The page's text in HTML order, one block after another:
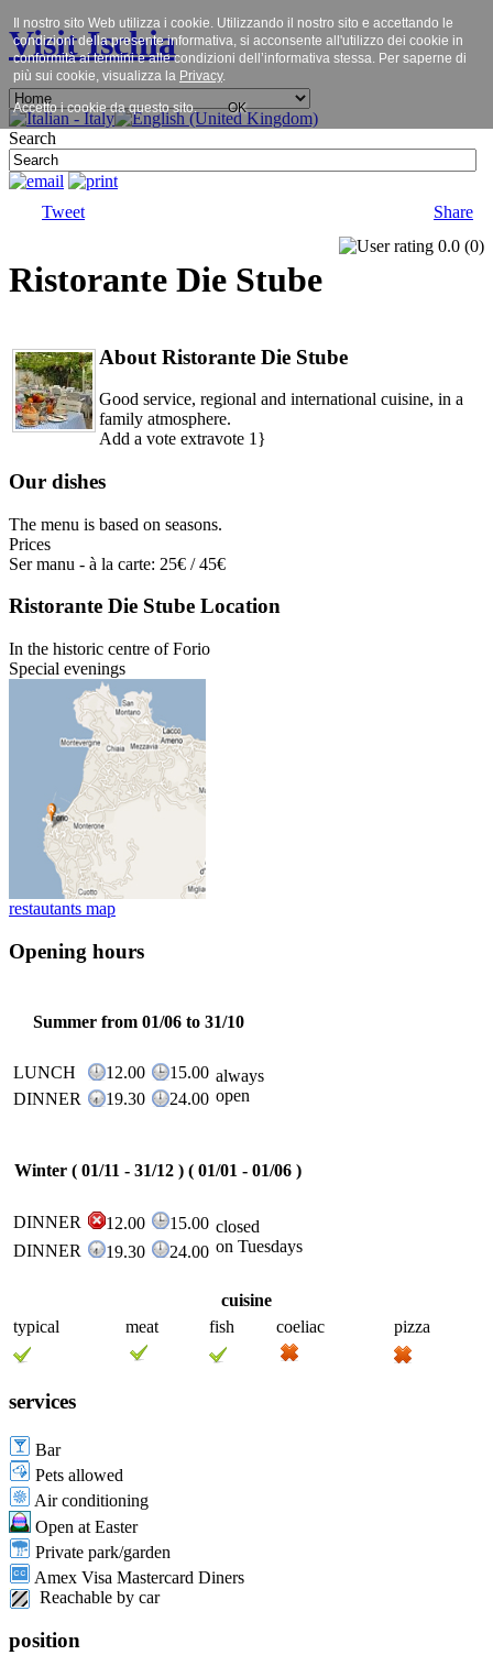
Visit Ischia
Search
Tweet Share
Ristorante Die Stube
0.0 (0)
About Ristorante Die Stube
Good service, regional and international cuisine, in a
family atmosphere.
Add a vote extravote 1}
Our dishes
The menu is based on seasons.
Prices
Ser manu - à la carte: 25€ / 45€
Ristorante Die Stube Location
In the historic centre of Forio
Special evenings
restautants map
Opening hours
Summer from 01/06 to 31/10
LUNCH 12.00 15.00 always
open
DINNER 19.30 24.00
Winter ( 01/11 - 31/12 ) ( 01/01 - 01/06 )
DINNER 12.00 15.00 closed
on Tuesdays
DINNER 19.30 24.00
cuisine
typical
meat fish coeliac pizza
services
Bar
Pets allowed
Air conditioning
Open at Easter
Private park/garden
Amex Visa Mastercard Diners
Reachable by car
position
Il nostro sito Web utilizza i cookie. Utilizzando il nostro sito e accettando le
condizioni della presente informativa, si acconsente all'utilizzo dei cookie in
conformità ai termini e alle condizioni dell’informativa stessa. Per saperne di
più sui cookie, visualizza la Privacy.
Accetto i cookie da questo sito. OK